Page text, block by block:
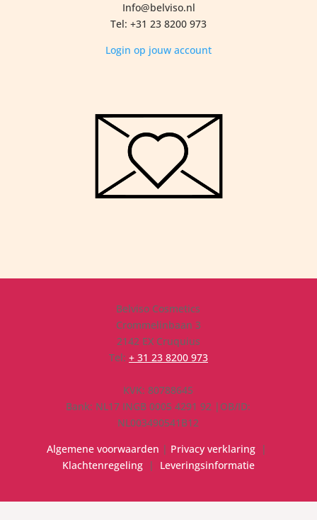
Info@belviso.nl
Tel: +31 23 8200 973
Login op jouw account
Belviso Cosmetics
Crommelinbaan 3
2142 EX Cruquius
Tel: + 31 23 8200 973
KVK: 80788645
Bank: NL17 INGB 0005 4291 92 |OB/ID:
NL003490541B12
Algemene voorwaarden | Privacy verklaring |
Klachtenregeling| Leveringsinformatie